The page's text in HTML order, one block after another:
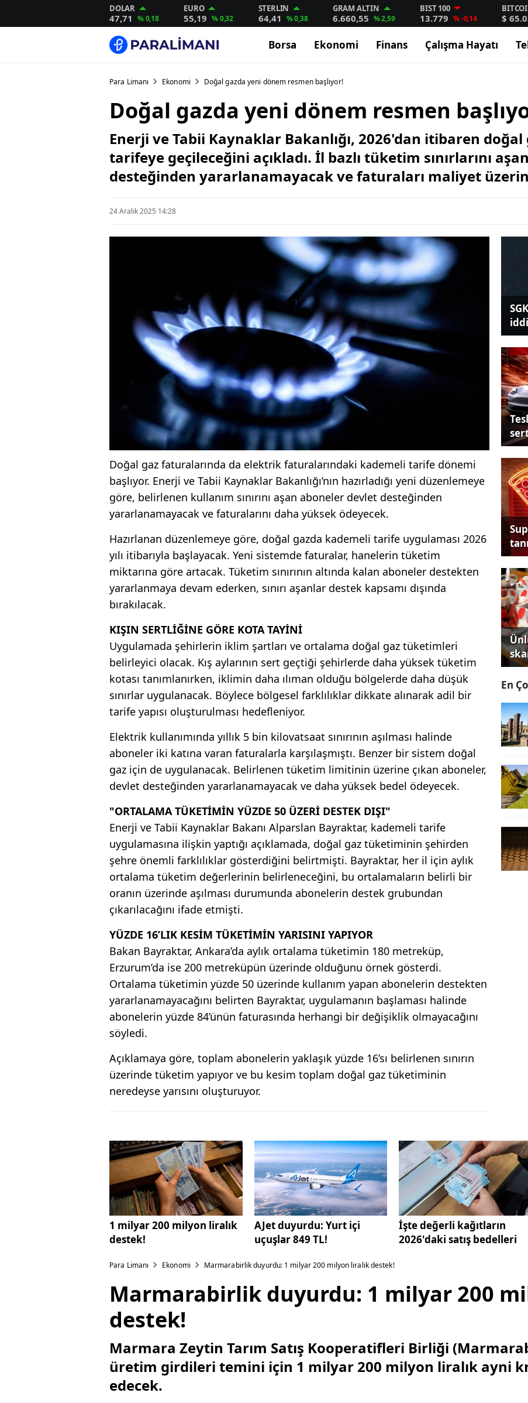
DOLAR
47,71 % 0,18
EURO
55,19 % 0,32
STERLIN
64,41 % 0,38
GRAM ALTIN
6.660,55 % 2,59
BIST 100
13.779 % -0,14 $
Borsa Ekonomi Finans Çalışma Hayatı
Para Limanı Ekonomi Doğal gazda yeni dönem resmen başlıyor!
Doğal gazda yeni dönem resmen
Enerji ve Tabii Kaynaklar Bakanlığı, 2026'dan itibaren
tarifeye geçileceğini açıkladı. İl bazlı tüketim sınırlarını
desteğinden yararlanamayacak ve faturaları maliyet
24 Aralık 2025 14:28
Doğal gaz faturalarında da elektrik faturalarındaki kademeli tarife dönemi
başlıyor. Enerji ve Tabii Kaynaklar Bakanlığı’nın hazırladığı yeni düzenlemeye
göre, belirlenen kullanım sınırını aşan aboneler devlet desteğinden
yararlanamayacak ve faturalarını daha yüksek ödeyecek.
Hazırlanan düzenlemeye göre, doğal gazda kademeli tarife uygulaması 2026
yılı itibarıyla başlayacak. Yeni sistemde faturalar, hanelerin tüketim
miktarına göre artacak. Tüketim sınırının altında kalan aboneler destekten
yararlanmaya devam ederken, sınırı aşanlar destek kapsamı dışında
bırakılacak.
KIŞIN SERTLİĞİNE GÖRE KOTA TAYİNİ
Uygulamada şehirlerin iklim şartları ve ortalama doğal gaz tüketimleri
belirleyici olacak. Kış aylarının sert geçtiği şehirlerde daha yüksek tüketim
kotası tanımlanırken, iklimin daha ılıman olduğu bölgelerde daha düşük
sınırlar uygulanacak. Böylece bölgesel farklılıklar dikkate alınarak adil bir
tarife yapısı oluşturulması hedefleniyor.
Elektrik kullanımında yıllık 5 bin kilovatsaat sınırının aşılması halinde
aboneler iki katına varan faturalarla karşılaşmıştı. Benzer bir sistem doğal
gaz için de uygulanacak. Belirlenen tüketim limitinin üzerine çıkan aboneler,
devlet desteğinden yararlanamayacak ve daha yüksek bedel ödeyecek.
"ORTALAMA TÜKETİMİN YÜZDE 50 ÜZERİ DESTEK DIŞI"
Enerji ve Tabii Kaynaklar Bakanı Alparslan Bayraktar, kademeli tarife
uygulamasına ilişkin yaptığı açıklamada, doğal gaz tüketiminin şehirden
şehre önemli farklılıklar gösterdiğini belirtmişti. Bayraktar, her il için aylık
ortalama tüketim değerlerinin belirleneceğini, bu ortalamaların belirli bir
oranın üzerinde aşılması durumunda abonelerin destek grubundan
çıkarılacağını ifade etmişti.
YÜZDE 16’LIK KESİM TÜKETİMİN YARISINI YAPIYOR
Bakan Bayraktar, Ankara’da aylık ortalama tüketimin 180 metreküp,
Erzurum’da ise 200 metreküpün üzerinde olduğunu örnek gösterdi.
Ortalama tüketimin yüzde 50 üzerinde kullanım yapan abonelerin destekten
yararlanamayacağını belirten Bayraktar, uygulamanın başlaması halinde
abonelerin yüzde 84’ünün faturasında herhangi bir değişiklik olmayacağını
söyledi.
Açıklamaya göre, toplam abonelerin yaklaşık yüzde 16’sı belirlenen sınırın
üzerinde tüketim yapıyor ve bu kesim toplam doğal gaz tüketiminin
neredeyse yarısını oluşturuyor.
En
1 milyar 200 milyon liralık
destek!
AJet duyurdu: Yurt içi
uçuşlar 849 TL!
İşte değerli kağıtların
2026'daki satış bedelleri
Para Limanı Ekonomi Marmarabirlik duyurdu: 1 milyar 200 milyon liralık destek!
Marmarabirlik duyurdu: 1 milyar 200
destek!
Marmara Zeytin Tarım Satış Kooperatifleri Birliği
üretim girdileri temini için 1 milyar 200 milyon liralık ayni
edecek.